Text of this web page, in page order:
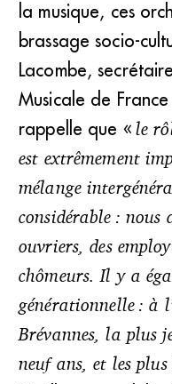
la musique, ces
brassage socio-
Lacombe,
Musicale de
rappelle que « le
est extrêmement
mélange
considérable : nous
ouvriers, des
chômeurs. Il y a
générationnelle : à
Brévannes, la plus
neuf ans, et les